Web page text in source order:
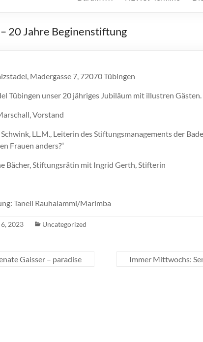
20 Jahre Beginenstiftung
Madergasse 7, 72070 Tübingen
Tübingen unser 20 jähriges Jubiläum mit illustren Gästen.
Vorstand
LL.M., Leiterin des Stiftungsmanagements der
Frauen anders?“
Bächer, Stiftungsrätin mit Ingrid Gerth, Stifterin
Taneli Rauhalammi/Marimba
2023 Uncategorized
Gaisser – paradise Immer Mittwochs: